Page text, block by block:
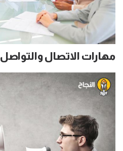
مهارات الاتصال والتواصل